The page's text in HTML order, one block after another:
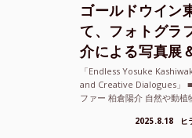
ゴールドウイン
て、フォトグラ
介による写真展
「Endless Yosuke
and Creative Dialogues」
ファー 柏倉陽介 自然や動植
2025.8.18 ヒ